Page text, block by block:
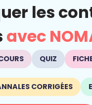
les
avec
QUIZ
CORRIGÉES